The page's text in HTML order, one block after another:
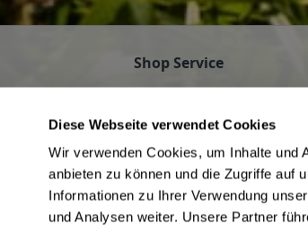
Diese Webseite verwendet Cookies
Wir verwenden Cookies, um Inhalte und
anbieten zu können und die Zugriffe auf
Informationen zu Ihrer Verwendung
und Analysen weiter. Unsere Partner
Bestellung?
089/350 81 01
Shop Service
Firmenkunden
Jobs
Pfandrückgabe
Kontakt
Getränke auf Kommission
Beverage Delivery Service